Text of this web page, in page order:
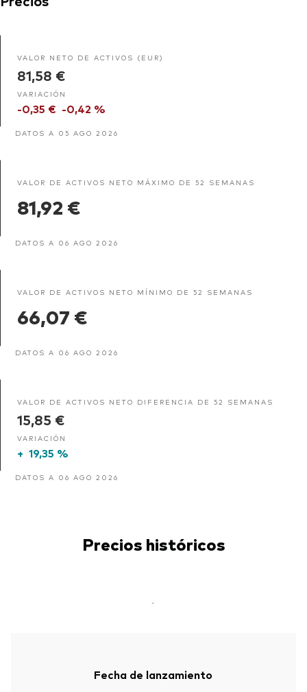
VALOR NETO DE ACTIVOS (EUR)
81,58 €
VARIACIÓN
-0,35 € -0,42 %
DATOS A 05 AGO 2026
VALOR DE ACTIVOS NETO MÁXIMO DE 52 SEMANAS
81,92 €
DATOS A 06 AGO 2026
VALOR DE ACTIVOS NETO MÍNIMO DE 52 SEMANAS
66,07 €
DATOS A 06 AGO 2026
VALOR DE ACTIVOS NETO DIFERENCIA DE 52 SEMANAS
15,85 €
VARIACIÓN
+ 19,35 %
DATOS A 06 AGO 2026
Precios históricos
-
Fecha de lanzamiento